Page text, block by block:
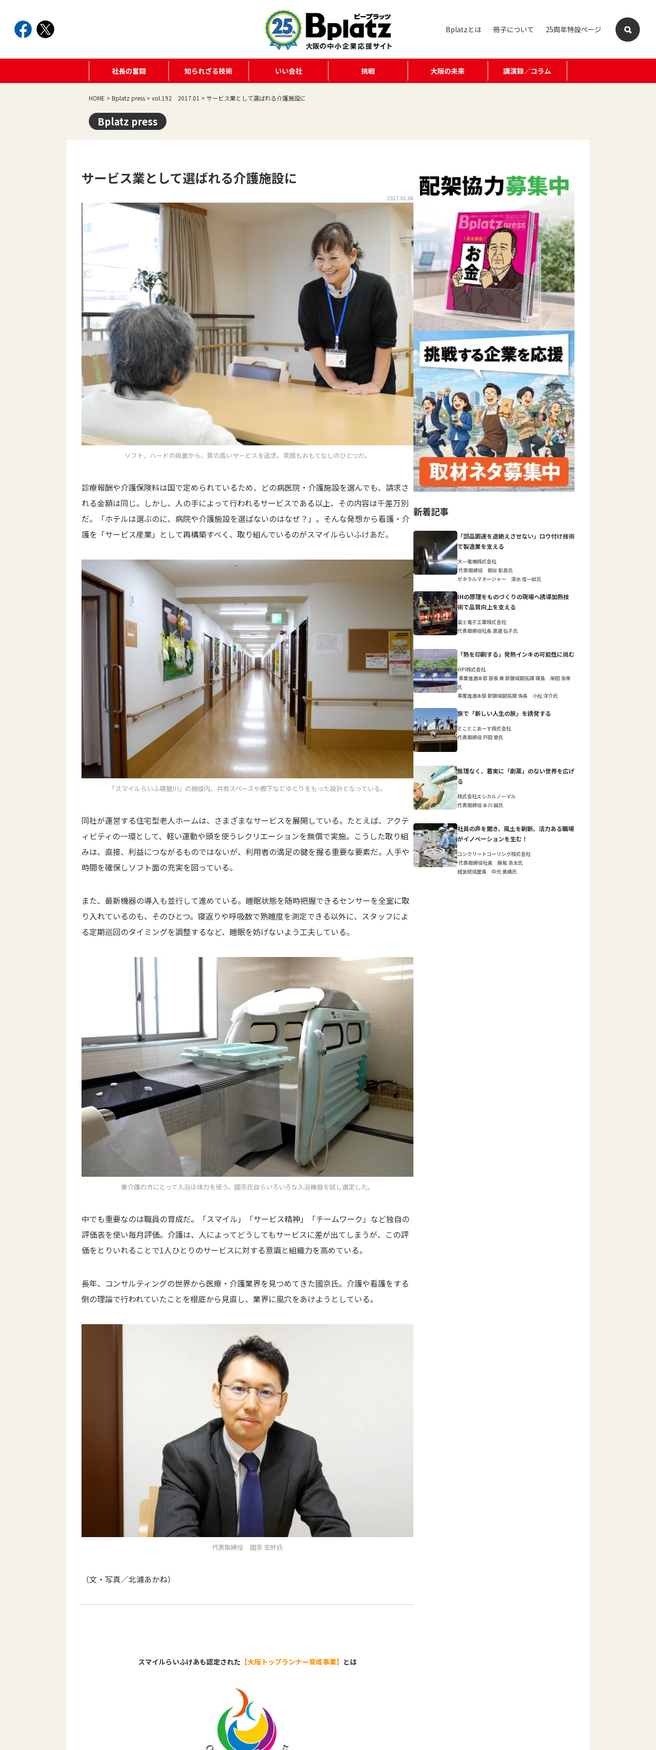
Bplatzとは 冊子について 25周年特設ページ
社長の奮闘 知られざる技術 いい会社 挑戦 大阪の未来 講演録／コラム
HOME > Bplatz press > vol.192 2017.01 > サービス業として選ばれる介護施設に
Bplatz press
サービス業として選ばれる介護施設に
2017.01.06
ソフト、ハードの両面から、質の高いサービスを追求。笑顔もおもてなしのひとつだ。
診療報酬や介護保険料は国で定められているため、どの病医院・介護施設を選んでも、請求さ
れる金額は同じ。しかし、人の手によって行われるサービスである以上、その内容は千差万別
だ。「ホテルは選ぶのに、病院や介護施設を選ばないのはなぜ？」。そんな発想から看護・介
護を「サービス産業」として再構築すべく、取り組んでいるのがスマイルらいふけあだ。
「スマイルらいふ寝屋川」の施設内。共有スペースや廊下などゆとりをもった設計となっている。
同社が運営する住宅型老人ホームは、さまざまなサービスを展開している。たとえば、アクテ
ィビティの一環として、軽い運動や頭を使うレクリエーションを無償で実施。こうした取り組
みは、直接、利益につながるものではないが、利用者の満足の鍵を握る重要な要素だ。人手や
時間を確保しソフト面の充実を図っている。
また、最新機器の導入も並行して進めている。睡眠状態を随時把握できるセンサーを全室に取
り入れているのも、そのひとつ。寝返りや呼吸数で熟睡度を測定できる以外に、スタッフによ
る定期巡回のタイミングを調整するなど、睡眠を妨げないよう工夫している。
要介護の方にとって入浴は体力を使う。國京氏自らいろいろな入浴機器を試し選定した。
中でも重要なのは職員の育成だ。「スマイル」「サービス精神」「チームワーク」など独自の
評価表を使い毎月評価。介護は、人によってどうしてもサービスに差が出てしまうが、この評
価をとりいれることで1人ひとりのサービスに対する意識と組織力を高めている。
長年、コンサルティングの世界から医療・介護業界を見つめてきた國京氏。介護や看護をする
側の理論で行われていたことを根底から見直し、業界に風穴をあけようとしている。
代表取締役 國京 宏好氏
（文・写真／北浦あかね）
スマイルらいふけあも認定された 【大阪トップランナー育成事業】 とは
新着記事
「部品調達を途絶えさせない」ロウ付け技術
で製造業を支える
大一電機株式会社
代表取締役 紺谷 彰良氏
ゼネラルマネージャー 清水 信一郎氏
IHの原理をものづくりの現場へ誘導加熱技
術で品質向上を支える
富士電子工業株式会社
代表取締役社長 渡邊 弘子氏
「熱を印刷する」発熱インキの可能性に挑む
OPI株式会社
事業推進本部 部長 兼 新領域開拓課 課長 岸田 浩孝
氏
事業推進本部 新領域開拓課 係長 小松 洋介氏
旅で「新しい人生の旅」を誘発する
とことこあーす株式会社
代表取締役 戸田 愛氏
無理なく、着実に「劇薬」のない世界を広げ
る
株式会社エシカルノーマル
代表取締役 本川 誠氏
社員の声を聞き、風土を刷新。活力ある職場
がイノベーションを生む！
コンクリートコーリング株式会社
代表取締役社長 藤尾 浩太氏
経営統括室長 中元 美緒氏